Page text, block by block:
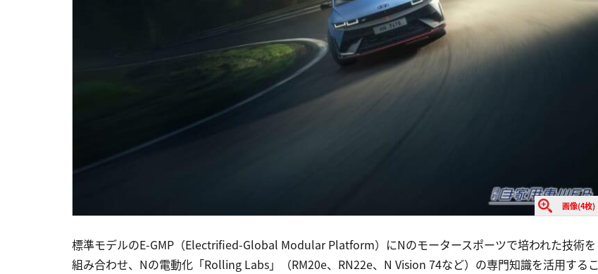
画像(4枚)
標準モデルのE-GMP（Electrified-Global Modular Platform）にNのモータースポーツで培われた技術を
組み合わせ、Nの電動化「Rolling Labs」（RM20e、RN22e、N Vision 74など）の専門知識を活用するこ